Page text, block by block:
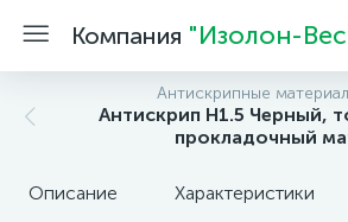
Компания "Изолон-
Антискрипные
Антискрип Н1.5 Черный,
прокладочный
Описание Характеристики